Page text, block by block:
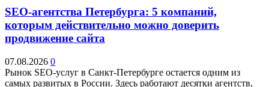
SEO-агентства Петербурга: 5 компаний,
которым действительно можно доверить
продвижение сайта
07.08.2026 0
Рынок SEO-услуг в Санкт-Петербурге остается одним из
самых развитых в России. Здесь работают десятки агентств,